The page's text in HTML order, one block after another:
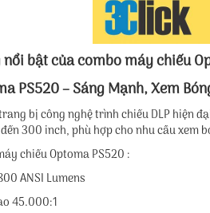
bật của combo máy chiếu
PS520 – Sáng Mạnh, Xem
bị công nghệ trình chiếu DLP hiện
300 inch, phù hợp cho nhu cầu xem
chiếu Optoma PS520 :
ANSI Lumens
45.000:1